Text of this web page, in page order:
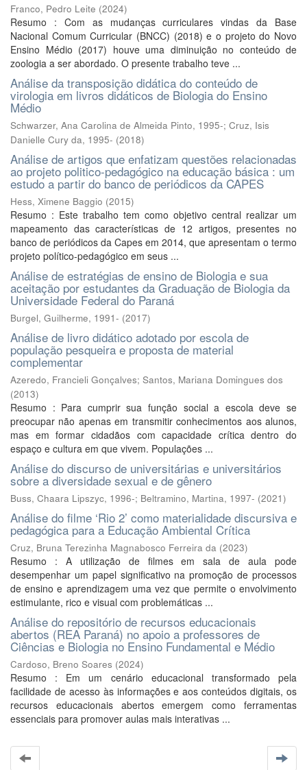
Franco, Pedro Leite (2024)
Resumo : Com as mudanças curriculares vindas da Base
Nacional Comum Curricular (BNCC) (2018) e o projeto do Novo
Ensino Médio (2017) houve uma diminuição no conteúdo de
zoologia a ser abordado. O presente trabalho teve ...
Análise da transposição didática do conteúdo de
virologia em livros didáticos de Biologia do Ensino
Médio
Schwarzer, Ana Carolina de Almeida Pinto, 1995-; Cruz, Isis
Danielle Cury da, 1995- (2018)
Análise de artigos que enfatizam questões relacionadas
ao projeto politico-pedagógico na educação básica : um
estudo a partir do banco de periódicos da CAPES
Hess, Ximene Baggio (2015)
Resumo : Este trabalho tem como objetivo central realizar um
mapeamento das características de 12 artigos, presentes no
banco de periódicos da Capes em 2014, que apresentam o termo
projeto político-pedagógico em seus ...
Análise de estratégias de ensino de Biologia e sua
aceitação por estudantes da Graduação de Biologia da
Universidade Federal do Paraná
Burgel, Guilherme, 1991- (2017)
Análise de livro didático adotado por escola de
população pesqueira e proposta de material
complementar
Azeredo, Francieli Gonçalves; Santos, Mariana Domingues dos
(2013)
Resumo : Para cumprir sua função social a escola deve se
preocupar não apenas em transmitir conhecimentos aos alunos,
mas em formar cidadãos com capacidade crítica dentro do
espaço e cultura em que vivem. Populações ...
Análise do discurso de universitárias e universitários
sobre a diversidade sexual e de gênero
Buss, Chaara Lipszyc, 1996-; Beltramino, Martina, 1997- (2021)
Análise do filme ‘Rio 2’ como materialidade discursiva e
pedagógica para a Educação Ambiental Crítica
Cruz, Bruna Terezinha Magnabosco Ferreira da (2023)
Resumo : A utilização de filmes em sala de aula pode
desempenhar um papel significativo na promoção de processos
de ensino e aprendizagem uma vez que permite o envolvimento
estimulante, rico e visual com problemáticas ...
Análise do repositório de recursos educacionais
abertos (REA Paraná) no apoio a professores de
Ciências e Biologia no Ensino Fundamental e Médio
Cardoso, Breno Soares (2024)
Resumo : Em um cenário educacional transformado pela
facilidade de acesso às informações e aos conteúdos digitais, os
recursos educacionais abertos emergem como ferramentas
essenciais para promover aulas mais interativas ...